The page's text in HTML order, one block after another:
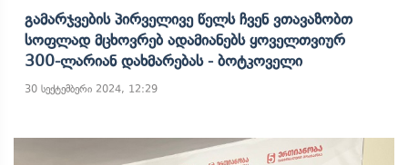
Გამარჯვების Პირველივე Წელს Ჩვენ Ვთავაზობთ
Სოფლად Მცხოვრებ Ადამიანებს Ყოველთვიურ
300-Ლარიან Დახმარებას - Ბოტკოველი
30 სექტემბერი 2024, 12:29